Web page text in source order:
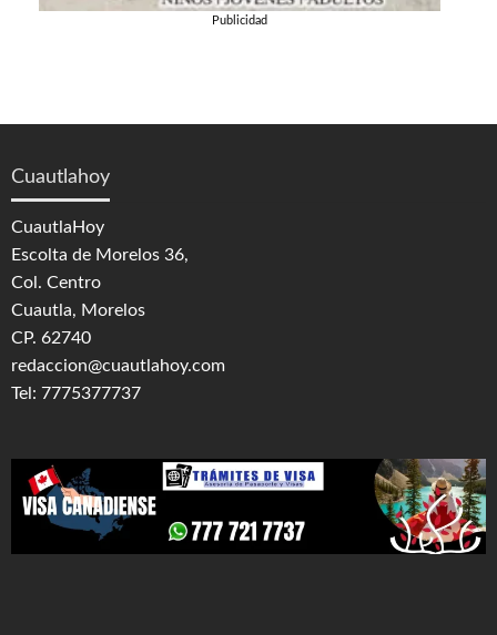
Publicidad
Cuautlahoy
CuautlaHoy
Escolta de Morelos 36,
Col. Centro
Cuautla, Morelos
CP. 62740
redaccion@cuautlahoy.com
Tel: 7775377737